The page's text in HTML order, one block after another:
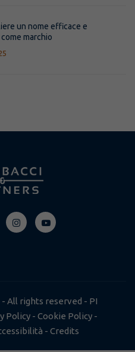
un nome efficace e
marchio
- All rights reserved - PI
Policy- Cookie Policy-
- Credits